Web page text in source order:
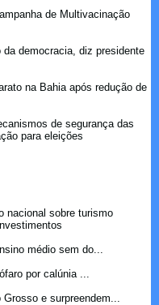
de Multivacinação
da democracia, diz presidente
na Bahia após redução de
de segurança das
para eleições
nacional sobre turismo
médio sem do...
por calúnia ...
e surpreendem...